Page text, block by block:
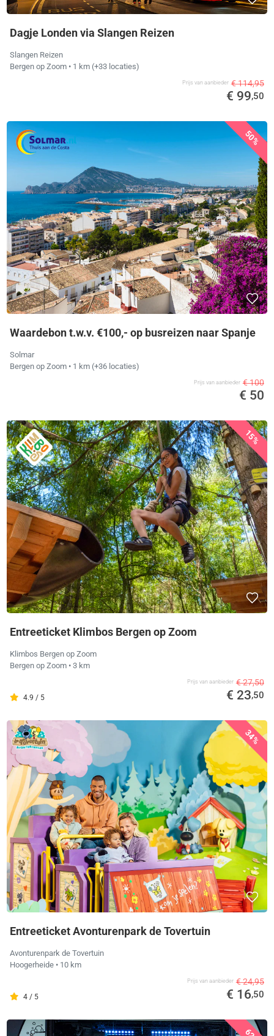
Dagje Londen via Slangen Reizen
Slangen Reizen
Bergen op Zoom • 1 km (+33 locaties)
Prijs van aanbieder € 114,95
€ 99,50
50%
Waardebon t.w.v. €100,- op busreizen naar Spanje
Solmar
Bergen op Zoom • 1 km (+36 locaties)
Prijs van aanbieder € 100
€ 50
15%
Entreeticket Klimbos Bergen op Zoom
Klimbos Bergen op Zoom
Bergen op Zoom • 3 km
4.9 / 5
Prijs van aanbieder € 27,50
€ 23,50
34%
Entreeticket Avonturenpark de Tovertuin
Avonturenpark de Tovertuin
Hoogerheide • 10 km
4 / 5
Prijs van aanbieder € 24,95
€ 16,50